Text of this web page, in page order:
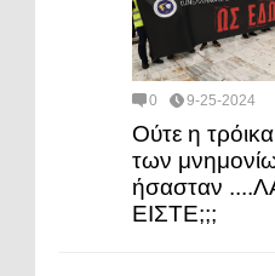
0 9-25-2024
Ούτε η
των
ήσασταν
ΕΙΣΤΕ;;;